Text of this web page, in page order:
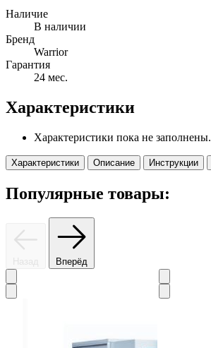
Наличие
В наличии
Бренд
Warrior
Гарантия
24 мес.
Характеристики
Характеристики пока не заполнены.
Характеристики Описание Инструкции
Популярные товары:
Назад Вперёд